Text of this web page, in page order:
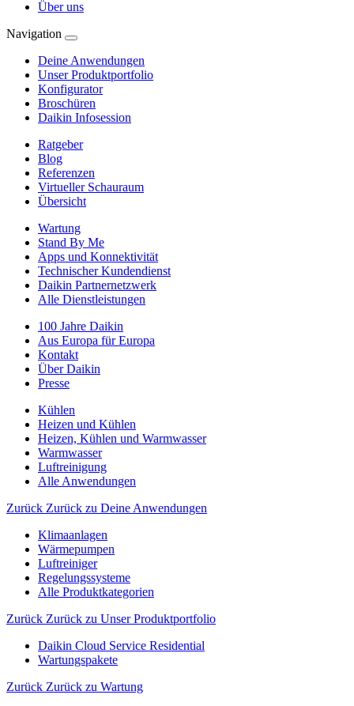
Über uns
Navigation
Deine Anwendungen
Unser Produktportfolio
Konfigurator
Broschüren
Daikin Infosession
Ratgeber
Blog
Referenzen
Virtueller Schauraum
Übersicht
Wartung
Stand By Me
Apps und Konnektivität
Technischer Kundendienst
Daikin Partnernetzwerk
Alle Dienstleistungen
100 Jahre Daikin
Aus Europa für Europa
Kontakt
Über Daikin
Presse
Kühlen
Heizen und Kühlen
Heizen, Kühlen und Warmwasser
Warmwasser
Luftreinigung
Alle Anwendungen
Zurück Zurück zu Deine Anwendungen
Klimaanlagen
Wärmepumpen
Luftreiniger
Regelungssysteme
Alle Produktkategorien
Zurück Zurück zu Unser Produktportfolio
Daikin Cloud Service Residential
Wartungspakete
Zurück Zurück zu Wartung